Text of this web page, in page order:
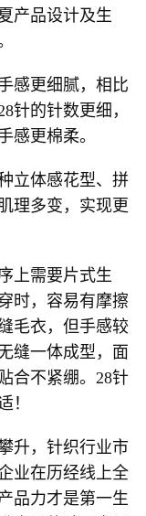
产品设计及生
感更细腻，相比
针的针数更细，
感更棉柔。
立体感花型、拼
理多变，实现更
上需要片式生
时，容易有摩擦
毛衣，但手感较
缝一体成型，面
合不紧绷。28针
！
升，针织行业市
业在历经线上全
品力才是第一生